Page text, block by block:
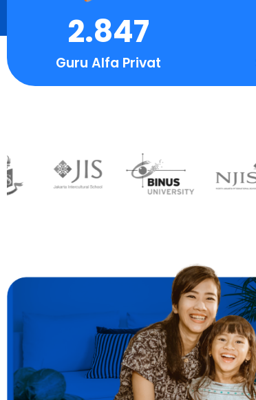
Guru Alfa Privat
2.847